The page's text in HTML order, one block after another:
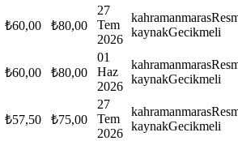
₺60,00 ₺80,00
27
Tem
2026
kahramanmaras
kaynakGecikmeli
₺60,00 ₺80,00
01
Haz
2026
kahramanmaras
kaynakGecikmeli
₺57,50 ₺75,00
27
Tem
2026
kahramanmaras
kaynakGecikmeli